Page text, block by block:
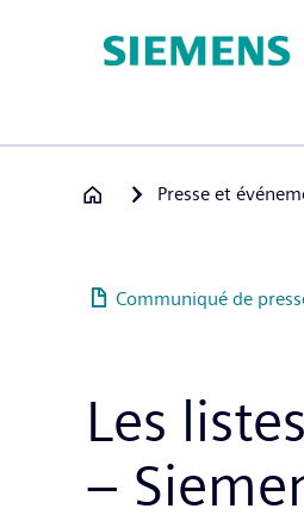
huvudinnehåll
Presse et
Communiqué de
Les
–